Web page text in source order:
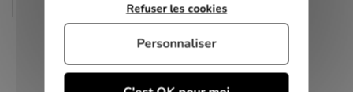
Refuser les cookies
Personnaliser